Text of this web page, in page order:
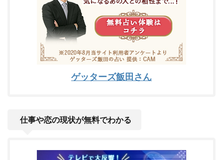
ゲッターズ飯田さん
仕事や恋の現状が無料でわかる